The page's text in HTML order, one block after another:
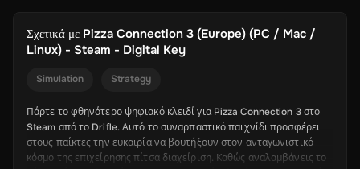
Σχετικά με Pizza Connection 3 (Europe) (PC / Mac /
Linux) - Steam - Digital Key
Simulation Strategy
Πάρτε το φθηνότερο ψηφιακό κλειδί για Pizza Connection 3 στο
Steam από το Drifle. Αυτό το συναρπαστικό παιχνίδι προσφέρει
στους παίκτες την ευκαιρία να βουτήξουν στον ανταγωνιστικό
κόσμο της επιχείρησης πίτσα διαχείριση. Καθώς αναλαμβάνεις το